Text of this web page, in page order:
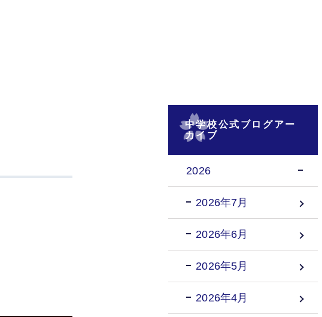
中学校公式ブログアー
カイブ
2026
2026年7月
2026年6月
2026年5月
2026年4月